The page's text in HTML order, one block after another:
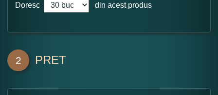
Doresc din acest produs
2 PRET